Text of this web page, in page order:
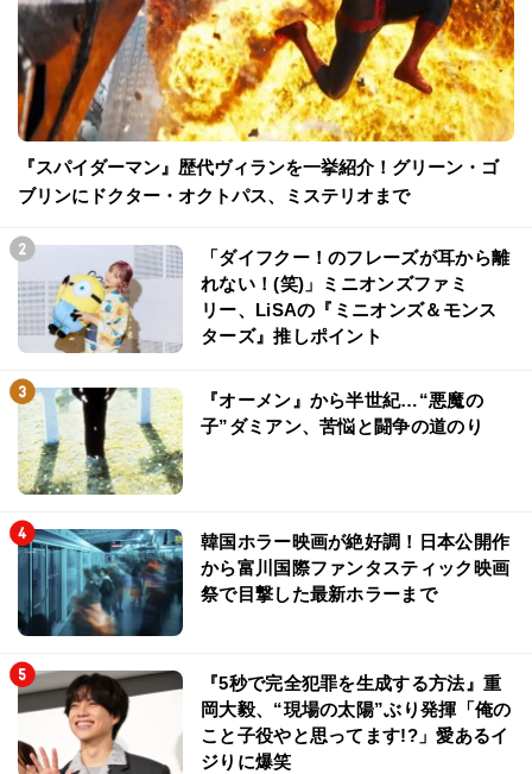
『スパイダーマン』歴代ヴィランを一挙紹介！グリーン・ゴ
ブリンにドクター・オクトパス、ミステリオまで
「ダイフクー！のフレーズが耳から離
れない！(笑)」ミニオンズファミ
リー、LiSAの『ミニオンズ＆モンス
ターズ』推しポイント
『オーメン』から半世紀…“悪魔の
子”ダミアン、苦悩と闘争の道のり
韓国ホラー映画が絶好調！日本公開作
から富川国際ファンタスティック映画
祭で目撃した最新ホラーまで
『5秒で完全犯罪を生成する方法』重
岡大毅、“現場の太陽”ぶり発揮「俺の
こと子役やと思ってます!?」愛あるイ
ジりに爆笑